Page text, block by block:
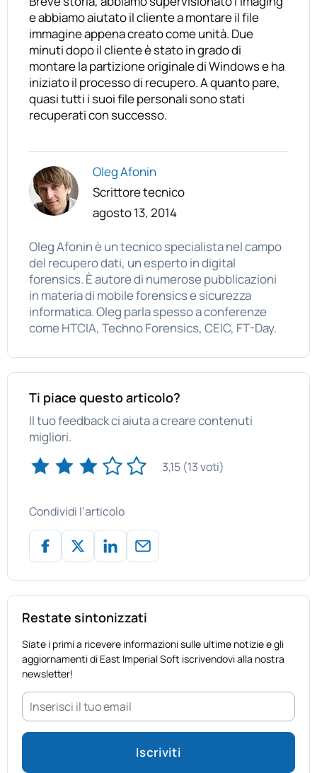
e abbiamo aiutato il cliente a montare il file
immagine appena creato come unità. Due
minuti dopo il cliente è stato in grado di
montare la partizione originale di Windows e ha
iniziato il processo di recupero. A quanto pare,
quasi tutti i suoi file personali sono stati
recuperati con successo.
Oleg Afonin
Scrittore tecnico
agosto 13, 2014
Oleg Afonin è un tecnico specialista nel campo
del recupero dati, un esperto in digital
forensics. È autore di numerose pubblicazioni
in materia di mobile forensics e sicurezza
informatica. Oleg parla spesso a conferenze
come HTCIA, Techno Forensics, CEIC, FT-Day.
Ti piace questo articolo?
Il tuo feedback ci aiuta a creare contenuti
migliori.
3,15 (13 voti)
Condividi l’articolo
Restate sintonizzati
Siate i primi a ricevere informazioni sulle ultime notizie e gli
aggiornamenti di East Imperial Soft iscrivendovi alla nostra
newsletter!